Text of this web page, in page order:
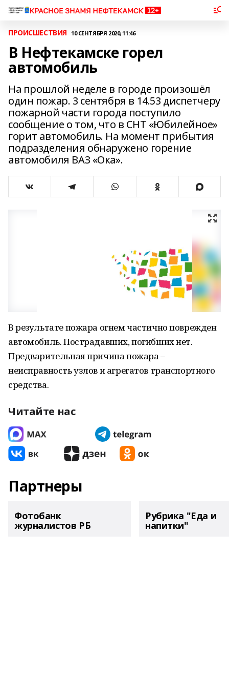
ПРОИСШЕСТВИЯ 10 СЕНТЯБРЯ 2020, 11:46
В Нефтекамске горел
автомобиль
На прошлой неделе в городе произошёл
один пожар. 3 сентября в 14.53 диспетчеру
пожарной части города поступило
сообщение о том, что в СНТ «Юбилейное»
горит автомобиль. На момент прибытия
подразделения обнаружено горение
автомобиля ВАЗ «Ока».
В результате пожара огнем частично поврежден
автомобиль. Пострадавших, погибших нет.
Предварительная причина пожара –
неисправность узлов и агрегатов транспортного
средства.
Читайте нас
Партнеры
Фотобанк
журналистов РБ
Рубрика "Еда и
напитки"